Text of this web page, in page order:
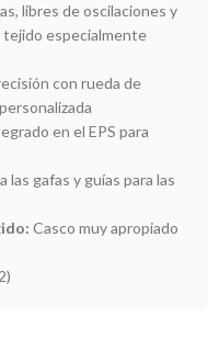
libres de oscilaciones y
tejido especialmente
con rueda de
en el EPS para
las gafas y guías para las
Casco muy apropiado